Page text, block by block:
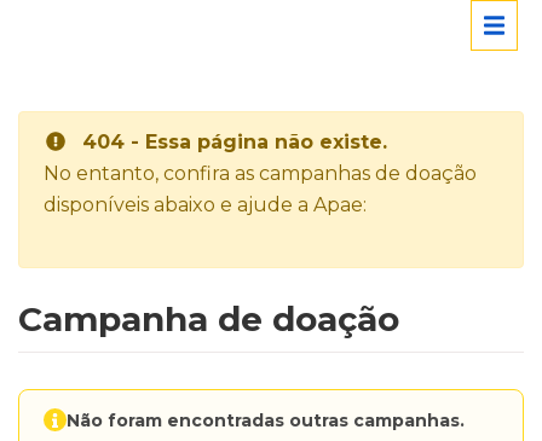
404 - Essa página não existe.
No entanto, confira as campanhas de doação
disponíveis abaixo e ajude a Apae:
Campanha de doação
Não foram encontradas outras campanhas.